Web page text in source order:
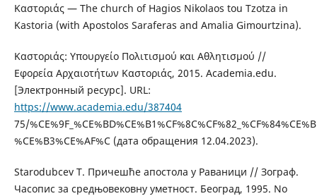
Καστοριάς — The church of Hagios Nikolaos tou Tzotza in
Kastoria (with Apostolos Saraferas and Amalia Gimourtzina).
Καστοριάς: Υπουργείο Πολιτισμού και Αθλητισμού //
Εφορεία Αρχαιοτήτων Καστοριάς, 2015. Academia.edu.
[Электронный ресурс]. URL:
https://www.academia.edu/387404
75/
%CE%B3%CE%AF%C (дата обращения 12.04.2023).
Starodubcev Т. Причешће апостола у Раваници // Зограф.
Часопис за средњовековну уметност. Београд, 1995. No